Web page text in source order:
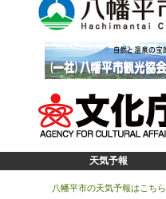
天気予報
八幡平市の天気予報はこちら